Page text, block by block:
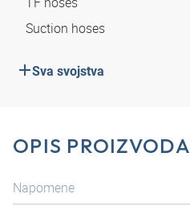
Suction hoses
Sva svojstva
OPIS PROIZVODA
Napomene